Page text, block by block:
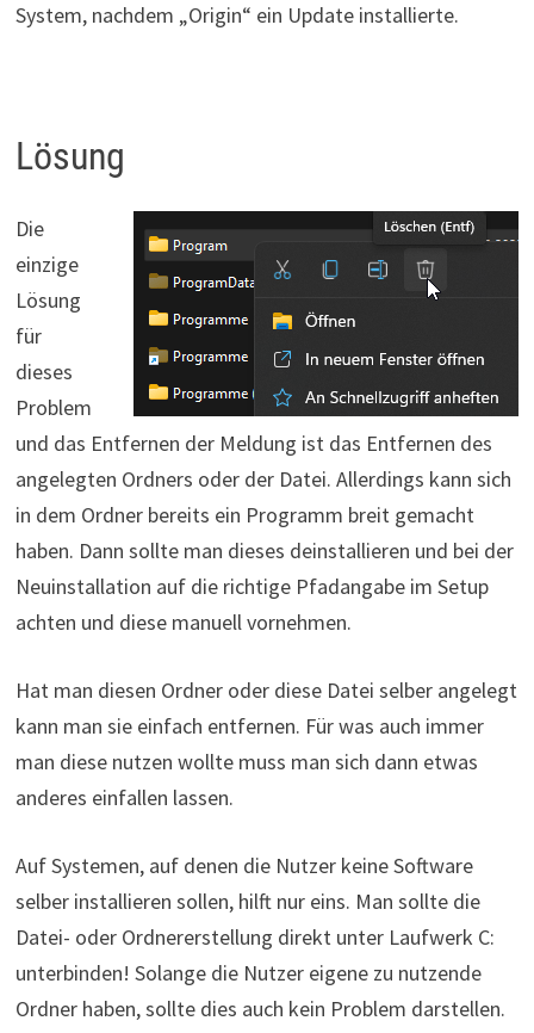
System, nachdem „Origin“ ein Update installierte.
Lösung
Die
einzige
Lösung
für
dieses
Problem
und das Entfernen der Meldung ist das Entfernen des
angelegten Ordners oder der Datei. Allerdings kann sich
in dem Ordner bereits ein Programm breit gemacht
haben. Dann sollte man dieses deinstallieren und bei der
Neuinstallation auf die richtige Pfadangabe im Setup
achten und diese manuell vornehmen.
Hat man diesen Ordner oder diese Datei selber angelegt
kann man sie einfach entfernen. Für was auch immer
man diese nutzen wollte muss man sich dann etwas
anderes einfallen lassen.
Auf Systemen, auf denen die Nutzer keine Software
selber installieren sollen, hilft nur eins. Man sollte die
Datei- oder Ordnererstellung direkt unter Laufwerk C:
unterbinden! Solange die Nutzer eigene zu nutzende
Ordner haben, sollte dies auch kein Problem darstellen.